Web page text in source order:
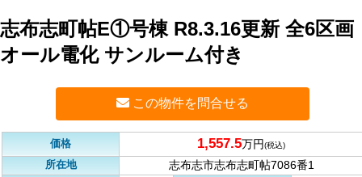
志布志町帖E①号棟 R8.3.16更新 全6区画
オール電化 サンルーム付き
この物件を問合せる
価格 1,557.5万円(税込)
所在地
志布志市志布志町帖7086番1